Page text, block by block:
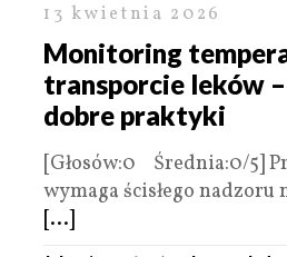
13 kwietnia 2026
Monitoring
transporcie leków
dobre praktyki
[Głosów:0 Średnia:0/5]
wymaga ścisłego nadzoru
[...]